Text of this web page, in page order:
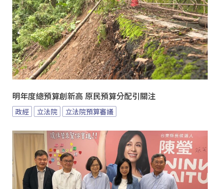
明年度總預算創新高 原民預算分配引關注
政經 立法院 立法院預算審議